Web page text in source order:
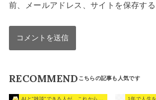
前、メールアドレス、サイトを保存する
RECOMMEND